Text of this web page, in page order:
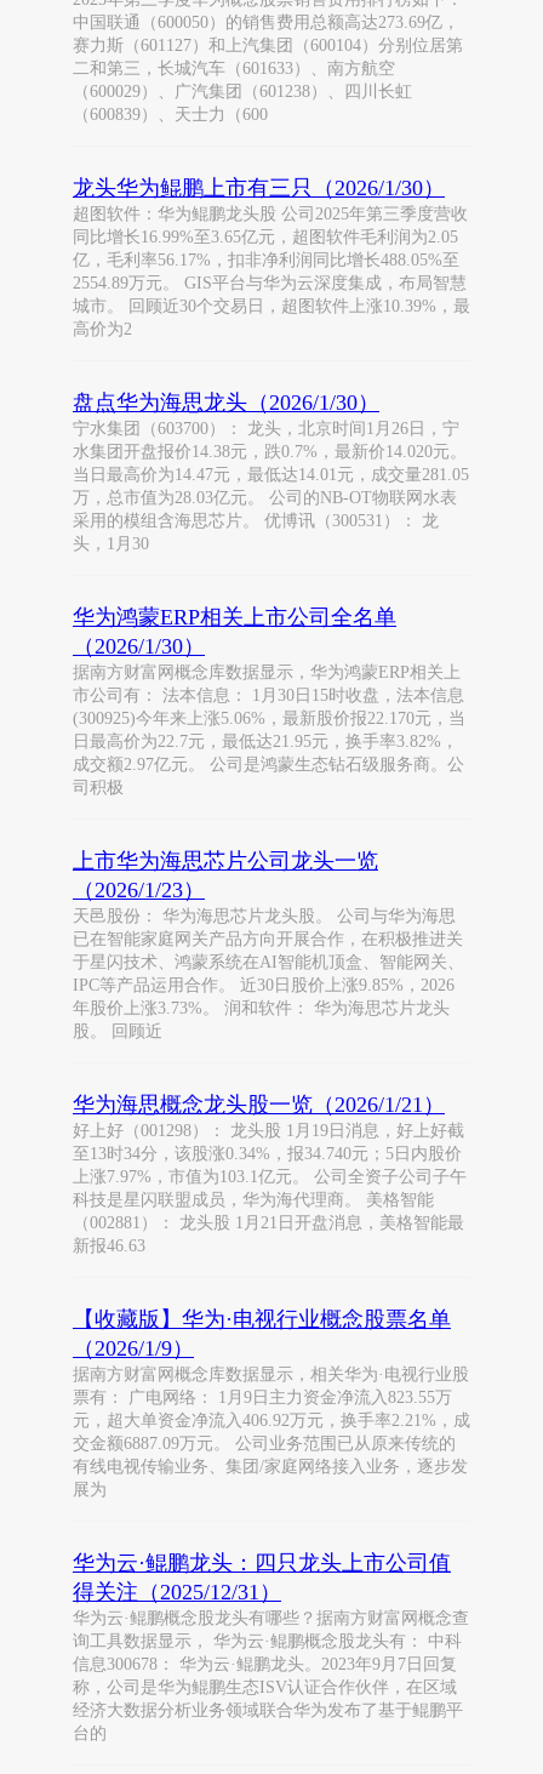
中国联通（600050）的销售费用总额高达273.69亿，
赛力斯（601127）和上汽集团（600104）分别位居第
二和第三，长城汽车（601633）、南方航空
（600029）、广汽集团（601238）、四川长虹
（600839）、天士力（600
龙头华为鲲鹏上市有三只（2026/1/30）
超图软件：华为鲲鹏龙头股 公司2025年第三季度营收
同比增长16.99%至3.65亿元，超图软件毛利润为2.05
亿，毛利率56.17%，扣非净利润同比增长488.05%至
2554.89万元。 GIS平台与华为云深度集成，布局智慧
城市。 回顾近30个交易日，超图软件上涨10.39%，最
高价为2
盘点华为海思龙头（2026/1/30）
宁水集团（603700）： 龙头，北京时间1月26日，宁
水集团开盘报价14.38元，跌0.7%，最新价14.020元。
当日最高价为14.47元，最低达14.01元，成交量281.05
万，总市值为28.03亿元。 公司的NB-OT物联网水表
采用的模组含海思芯片。 优博讯（300531）： 龙
头，1月30
华为鸿蒙ERP相关上市公司全名单
（2026/1/30）
据南方财富网概念库数据显示，华为鸿蒙ERP相关上
市公司有： 法本信息： 1月30日15时收盘，法本信息
(300925)今年来上涨5.06%，最新股价报22.170元，当
日最高价为22.7元，最低达21.95元，换手率3.82%，
成交额2.97亿元。 公司是鸿蒙生态钻石级服务商。公
司积极
上市华为海思芯片公司龙头一览
（2026/1/23）
天邑股份： 华为海思芯片龙头股。 公司与华为海思
已在智能家庭网关产品方向开展合作，在积极推进关
于星闪技术、鸿蒙系统在AI智能机顶盒、智能网关、
IPC等产品运用合作。 近30日股价上涨9.85%，2026
年股价上涨3.73%。 润和软件： 华为海思芯片龙头
股。 回顾近
华为海思概念龙头股一览（2026/1/21）
好上好（001298）： 龙头股 1月19日消息，好上好截
至13时34分，该股涨0.34%，报34.740元；5日内股价
上涨7.97%，市值为103.1亿元。 公司全资子公司子午
科技是星闪联盟成员，华为海代理商。 美格智能
（002881）： 龙头股 1月21日开盘消息，美格智能最
新报46.63
【收藏版】华为·电视行业概念股票名单
（2026/1/9）
据南方财富网概念库数据显示，相关华为·电视行业股
票有： 广电网络： 1月9日主力资金净流入823.55万
元，超大单资金净流入406.92万元，换手率2.21%，成
交金额6887.09万元。 公司业务范围已从原来传统的
有线电视传输业务、集团/家庭网络接入业务，逐步发
展为
华为云·鲲鹏龙头：四只龙头上市公司值
得关注（2025/12/31）
华为云·鲲鹏概念股龙头有哪些？据南方财富网概念查
询工具数据显示， 华为云·鲲鹏概念股龙头有： 中科
信息300678： 华为云·鲲鹏龙头。2023年9月7日回复
称，公司是华为鲲鹏生态ISV认证合作伙伴，在区域
经济大数据分析业务领域联合华为发布了基于鲲鹏平
台的